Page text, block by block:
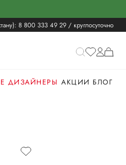
8 800 333 49 29 / круглосуточно
ДИЗАЙНЕРЫ АКЦИИ БЛОГ